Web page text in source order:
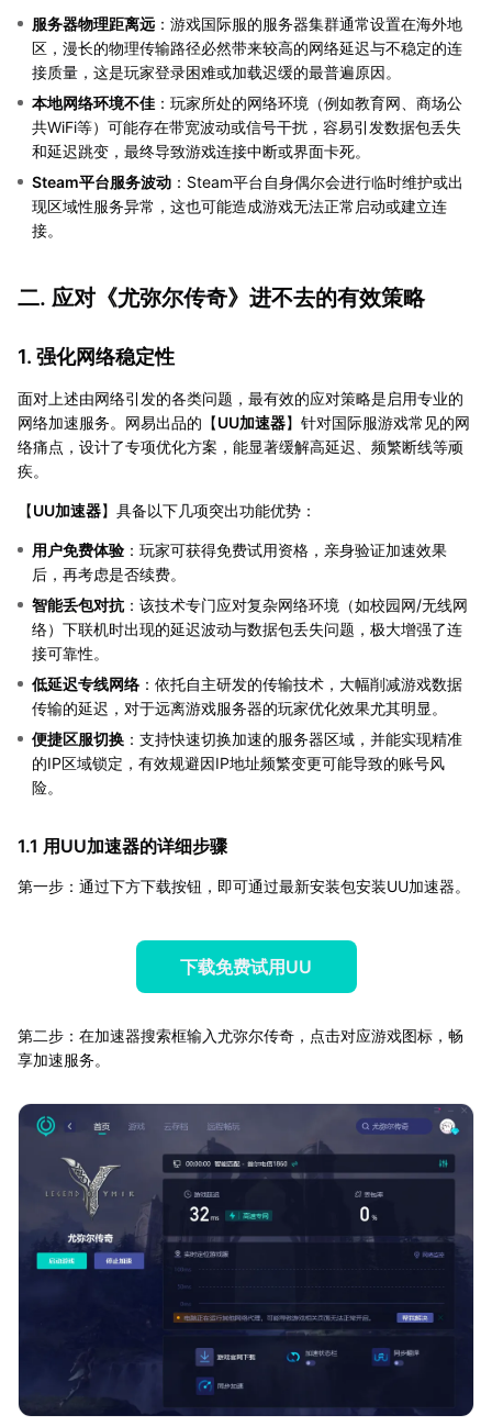
服务器物理距离远 ：游戏国际服的服务器集群通常设置在海外地
区，漫长的物理传输路径必然带来较高的网络延迟与不稳定的连
接质量，这是玩家登录困难或加载迟缓的最普遍原因。
本地网络环境不佳 ：玩家所处的网络环境（例如教育网、商场公
共WiFi等）可能存在带宽波动或信号干扰，容易引发数据包丢失
和延迟跳变，最终导致游戏连接中断或界面卡死。
Steam平台服务波动 ：Steam平台自身偶尔会进行临时维护或出
现区域性服务异常，这也可能造成游戏无法正常启动或建立连
接。
二. 应对《尤弥尔传奇》进不去的有效策略
1. 强化网络稳定性
面对上述由网络引发的各类问题，最有效的应对策略是启用专业的
网络加速服务。网易出品的【UU加速器】针对国际服游戏常见的网
络痛点，设计了专项优化方案，能显著缓解高延迟、频繁断线等顽
疾。
【UU加速器】具备以下几项突出功能优势：
用户免费体验 ：玩家可获得免费试用资格，亲身验证加速效果
后，再考虑是否续费。
智能丢包对抗：该技术专门应对复杂网络环境（如校园网/无线网
络）下联机时出现的延迟波动与数据包丢失问题，极大增强了连
接可靠性。
低延迟专线网络 ：依托自主研发的传输技术，大幅削减游戏数据
传输的延迟，对于远离游戏服务器的玩家优化效果尤其明显。
便捷区服切换 ：支持快速切换加速的服务器区域，并能实现精准
的IP区域锁定，有效规避因IP地址频繁变更可能导致的账号风
险。
1.1 用UU加速器的详细步骤
第一步：通过下方下载按钮，即可通过最新安装包安装UU加速器。
下载免费试用UU
第二步：在加速器搜索框输入尤弥尔传奇，点击对应游戏图标，畅
享加速服务。